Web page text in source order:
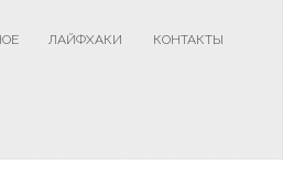
ЛАЙФХАКИ КОНТАКТЫ